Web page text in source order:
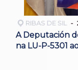
RIBAS DE SIL
A Deputación
na LU-P-5301